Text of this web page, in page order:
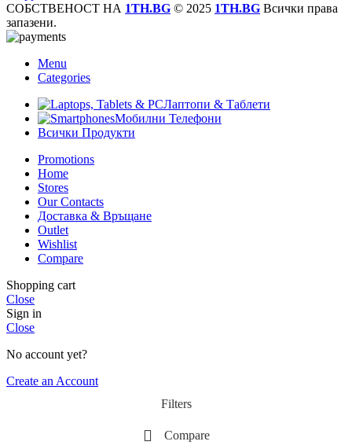
СОБСТВЕНОСТ НА 1TH.BG © 2025 1TH.BG Всички права
запазени.
Menu
Categories
Лаптопи & Таблети
Мобилни Телефони
Всички Продукти
Promotions
Home
Stores
Our Contacts
Доставка & Връщане
Outlet
Wishlist
Compare
Shopping cart
Close
Sign in
Close
No account yet?
Create an Account
Filters
Compare